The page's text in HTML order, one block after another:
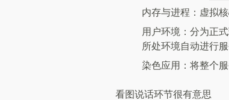
内存与进程：虚拟
用户环境：分为正
所处环境自动进行
染色应用：将整个
看图说话环节很有意思